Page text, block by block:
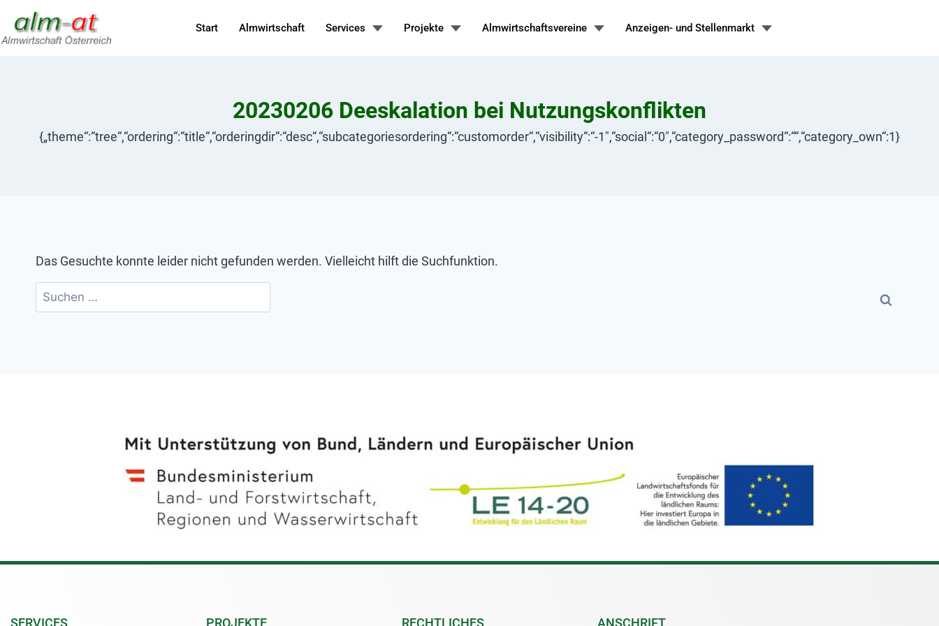
Start Almwirtschaft Services Projekte Almwirtschaftsvereine Anzeigen- und Stellenmarkt
20230206 Deeskalation bei Nutzungskonflikten
{„theme“:“tree“,“ordering“:“title“,“orderingdir“:“desc“,“subcategoriesordering“:“customorder“,“visibility“:“-1″,“social“:“0″,“category_password“:““,“category_own“:1}
Das Gesuchte konnte leider nicht gefunden werden. Vielleicht hilft die Suchfunktion.
SERVICES PROJEKTE RECHTLICHES ANSCHRIFT